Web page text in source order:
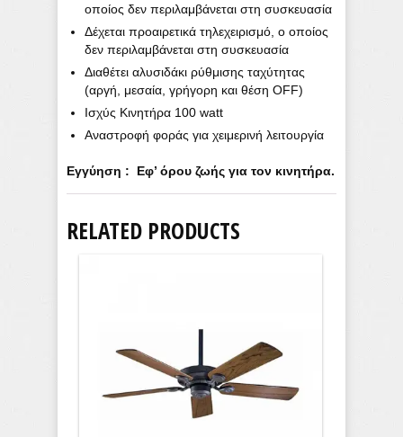
οποίος δεν περιλαμβάνεται στη συσκευασία
Δέχεται προαιρετικά τηλεχειρισμό, ο οποίος
δεν περιλαμβάνεται στη συσκευασία
Διαθέτει αλυσιδάκι ρύθμισης ταχύτητας
(αργή, μεσαία, γρήγορη και θέση OFF)
Ισχύς Κινητήρα 100 watt
Αναστροφή φοράς για χειμερινή λειτουργία
Εγγύηση : Εφ’ όρου ζωής για τον κινητήρα.
RELATED PRODUCTS